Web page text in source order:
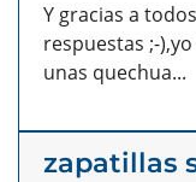
Y gracias a
respuestas ;-
unas quechua...
zapatillas